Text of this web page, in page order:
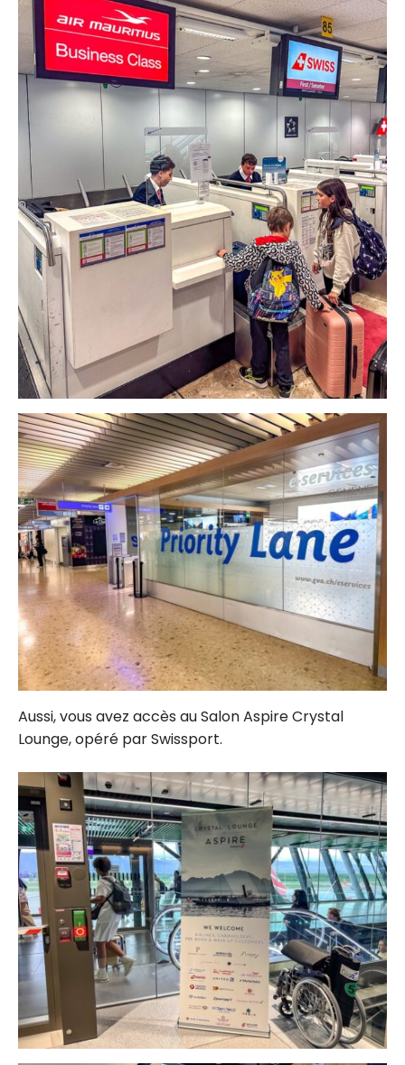
Aussi, vous avez accès au Salon Aspire Crystal
Lounge, opéré par Swissport.